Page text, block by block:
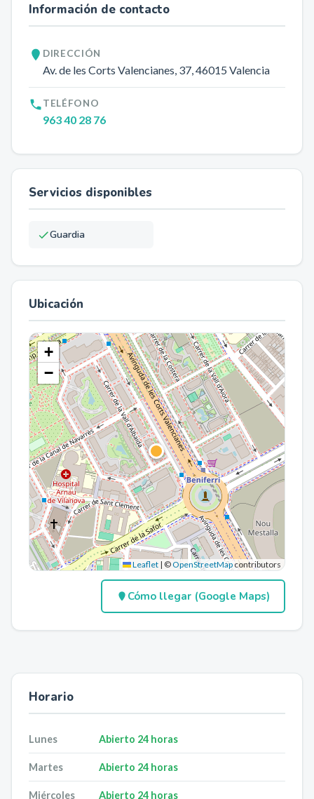
Información de contacto
DIRECCIÓN
Av. de les Corts Valencianes, 37, 46015 Valencia
TELÉFONO
963 40 28 76
Servicios disponibles
Guardia
Ubicación
+
−
Leaflet | ©OpenStreetMapcontributors
Cómo llegar (Google Maps)
Horario
Lunes Abierto 24 horas
Martes Abierto 24 horas
Miércoles Abierto 24 horas